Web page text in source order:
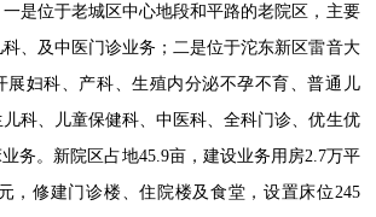
是位于老城区中心地段和平路的老院区，主要
、及中医门诊业务；二是位于沱东新区雷音大
展妇科、产科、生殖内分泌不孕不育、普通儿
科、儿童保健科、中医科、全科门诊、优生优
务。新院区占地45.9亩，建设业务用房2.7万平
，修建门诊楼、住院楼及食堂，设置床位 245